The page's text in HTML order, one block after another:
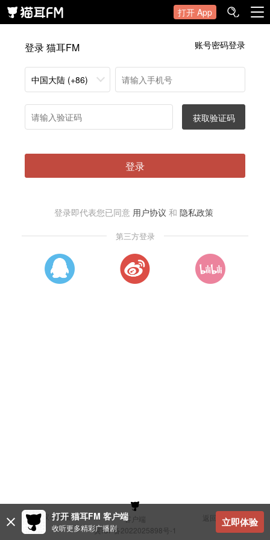
打开 App
登录 猫耳FM 账号密码登录
中国大陆 (+86)
获取验证码
登录
登录即代表您已同意 用户协议 和 隐私政策
第三方登录
建议与反馈 客户端
返回顶部
冀ICP备2022025898号-1
打开 猫耳FM 客户端
收听更多精彩广播剧 立即体验